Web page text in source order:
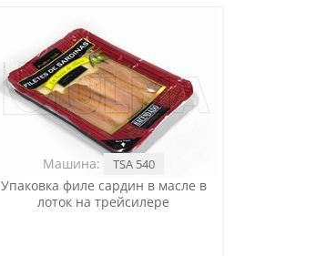
Упаковка филе сардин в масле в
лоток на трейсилере
Машина: TSA 540